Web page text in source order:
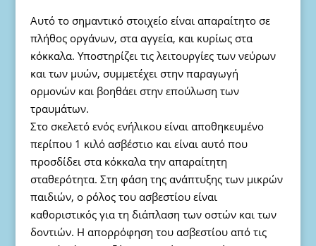
Αυτό το σημαντικό στοιχείο είναι απαραίτητο σε
πλήθος οργάνων, στα αγγεία, και κυρίως στα
κόκκαλα. Υποστηρίζει τις λειτουργίες των νεύρων
και των μυών, συμμετέχει στην παραγωγή
ορμονών και βοηθάει στην επούλωση των
τραυμάτων.
Στο σκελετό ενός ενήλικου είναι αποθηκευμένο
περίπου 1 κιλό ασβέστιο και είναι αυτό που
προσδίδει στα κόκκαλα την απαραίτητη
σταθερότητα. Στη φάση της ανάπτυξης των μικρών
παιδιών, ο ρόλος του ασβεστίου είναι
καθοριστικός για τη διάπλαση των οστών και των
δοντιών. Η απορρόφηση του ασβεστίου από τις